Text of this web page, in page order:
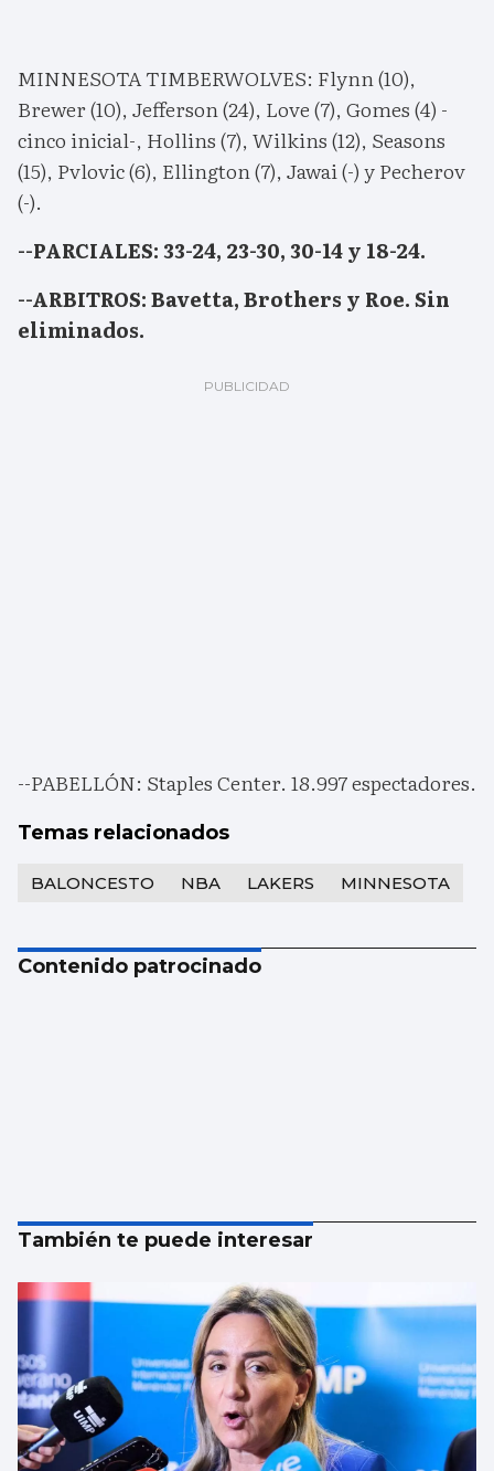
MINNESOTA TIMBERWOLVES: Flynn (10),
Brewer (10), Jefferson (24), Love (7), Gomes (4) -
cinco inicial-, Hollins (7), Wilkins (12), Seasons
(15), Pvlovic (6), Ellington (7), Jawai (-) y Pecherov
(-).
--PARCIALES: 33-24, 23-30, 30-14 y 18-24.
--ARBITROS: Bavetta, Brothers y Roe. Sin
eliminados.
--PABELLÓN: Staples Center. 18.997 espectadores.
Temas relacionados
BALONCESTO NBA LAKERS MINNESOTA
Contenido patrocinado
También te puede interesar